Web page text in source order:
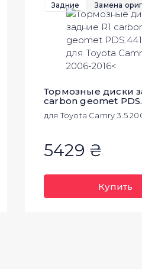
Задние Замена
Тормозные диски
carbon geomet
для Toyota Camry 3.5
5429 ₴
Купить